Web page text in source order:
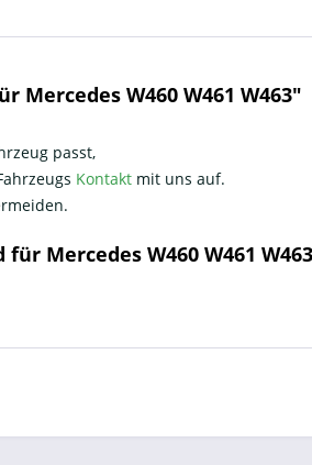
W460 W461 W463"
passt,
Kontakt mit uns auf.
Mercedes W460 W461